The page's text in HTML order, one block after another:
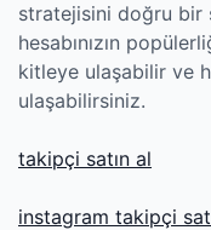
stratejisini doğru bir
hesabınızın
kitleye ulaşabilir ve
ulaşabilirsiniz.
takipçi satın al
instagram takipçi